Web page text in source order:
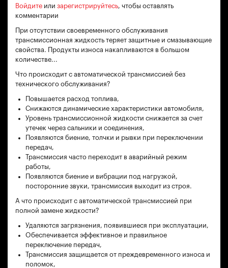
Войдите или зарегистрируйтесь, чтобы оставлять
комментарии
При отсутствии своевременного обслуживания
трансмиссионная жидкость теряет защитные и смазывающие
свойства. Продукты износа накапливаются в большом
количестве...
Что происходит с автоматической трансмиссией без
технического обслуживания?
Повышается расход топлива,
Снижаются динамические характеристики автомобиля,
Уровень трансмиссионной жидкости снижается за счет
утечек через сальники и соединения,
Появляются биение, толчки и рывки при переключении
передач,
Трансмиссия часто переходит в аварийный режим
работы,
Появляются биение и вибрации под нагрузкой,
посторонние звуки, трансмиссия выходит из строя.
А что происходит с автоматической трансмиссией при
полной замене жидкости?
Удаляются загрязнения, появившиеся при эксплуатации,
Обеспечивается эффективное и правильное
переключение передач,
Трансмиссия защищается от преждевременного износа и
поломок,